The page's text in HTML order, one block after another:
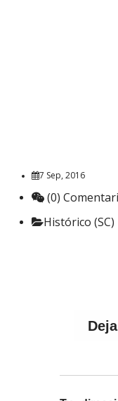
7 Sep, 2016
(0)
Histórico (SC)